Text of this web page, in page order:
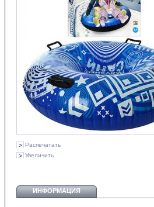
Распечатать
Увеличить
ИНФОРМАЦИЯ